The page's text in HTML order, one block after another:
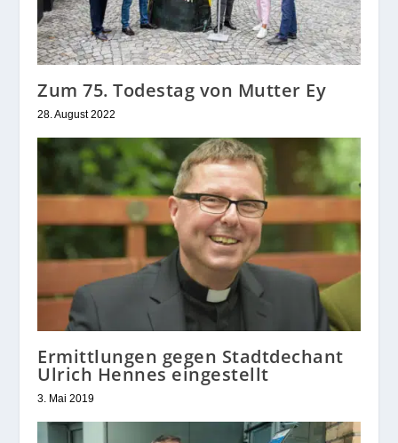
Zum 75. Todestag von Mutter Ey
28. August 2022
Ermittlungen gegen Stadtdechant
Ulrich Hennes eingestellt
3. Mai 2019